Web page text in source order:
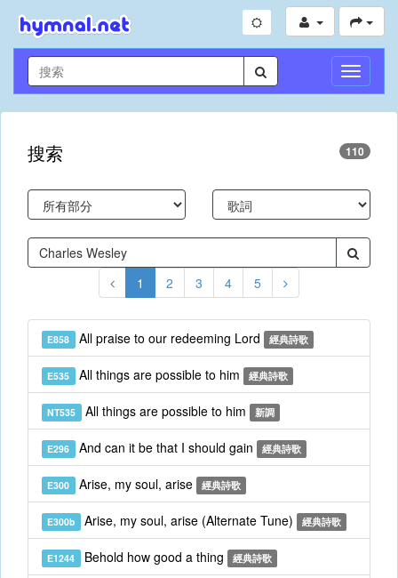
切
換
導
搜索 110
1 2 3 4 5
E858 All praise to our redeeming Lord 經典詩歌
E535 All things are possible to him 經典詩歌
NT535 All things are possible to him 新調
E296 And can it be that I should gain 經典詩歌
E300 Arise, my soul, arise 經典詩歌
E300b Arise, my soul, arise (Alternate Tune) 經典詩歌
E1244 Behold how good a thing 經典詩歌